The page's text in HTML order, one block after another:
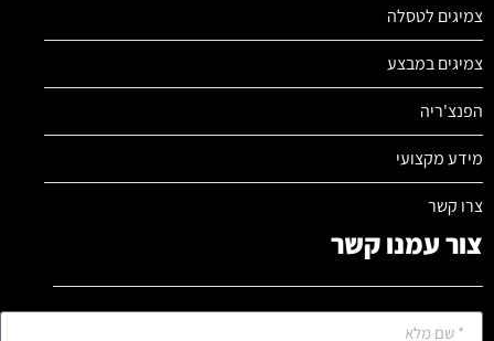
צמיגים לטסלה
צמיגים במבצע
הפנצ'ריה
מידע מקצועי
צרו קשר
צור עמנו קשר